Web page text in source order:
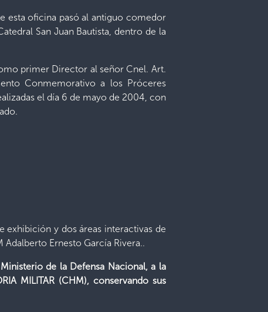
esta oficina pasó al antiguo comedor
San Juan Bautista, dentro de la
primer Director al señor Cnel. Art.
Conmemorativo a los Próceres
el día 6 de mayo de 2004, con
exhibición y dos áreas interactivas de
Ernesto García Rivera..
de la Defensa Nacional, a la
MILITAR (CHM), conservando sus